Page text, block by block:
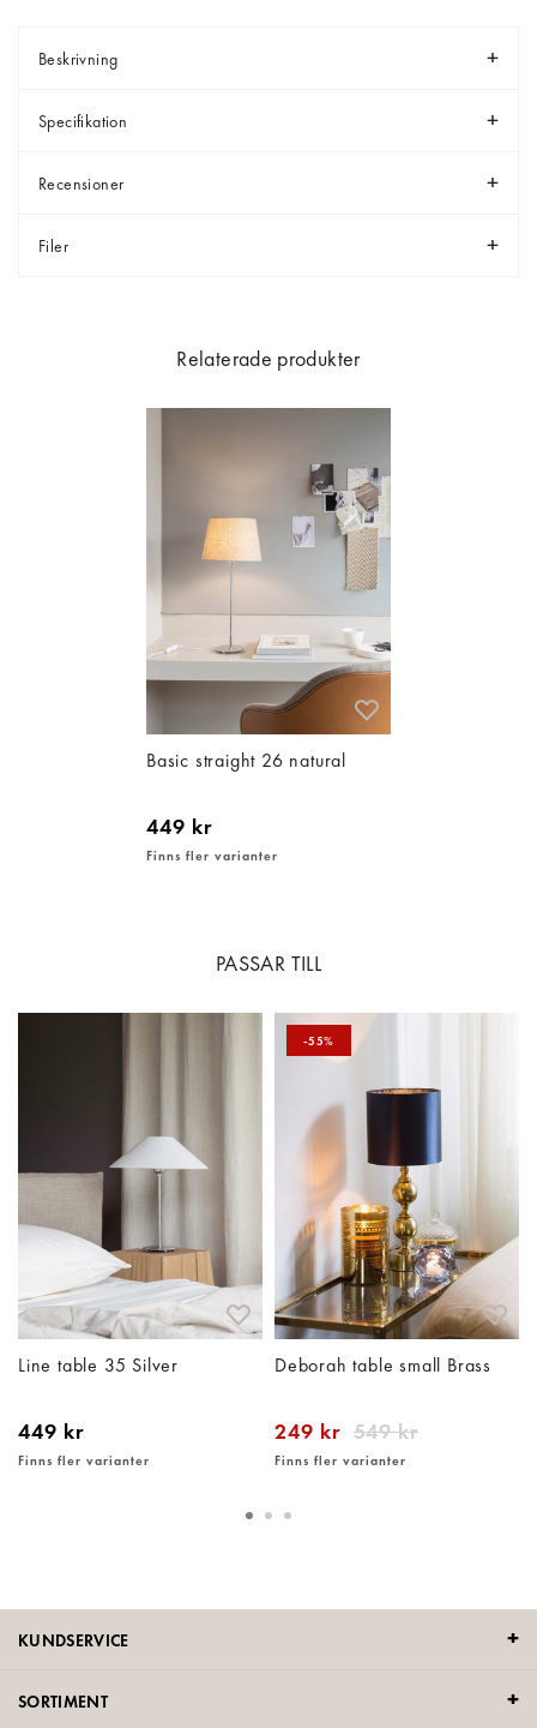
Beskrivning
Specifikation
Recensioner
Filer
Relaterade produkter
Basic straight 26 natural
449 kr
Finns fler varianter
PASSAR TILL
Line table 35 Silver
449 kr
Finns fler varianter
-55%
Deborah table small Brass
249 kr 549 kr
Finns fler varianter
KUNDSERVICE
SORTIMENT